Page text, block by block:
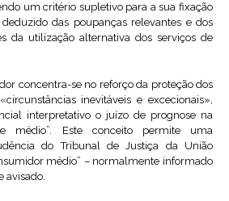
um critério supletivo para a sua fixação
das poupanças relevantes e dos
da utilização alternativa dos serviços de
concentra-se no reforço da proteção dos
inevitáveis e excecionais»,
interpretativo o juízo de prognose na
médio”. Este conceito permite uma
do Tribunal de Justiça da União
médio” – normalmente informado
avisado.